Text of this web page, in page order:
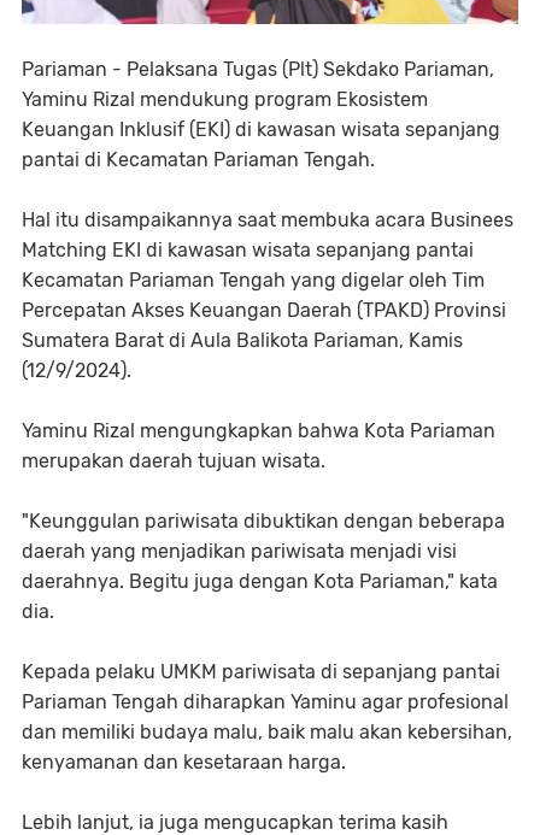
Pariaman - Pelaksana Tugas (Plt) Sekdako Pariaman,
Yaminu Rizal mendukung program Ekosistem
Keuangan Inklusif (EKI) di kawasan wisata sepanjang
pantai di Kecamatan Pariaman Tengah.
Hal itu disampaikannya saat membuka acara Businees
Matching EKI di kawasan wisata sepanjang pantai
Kecamatan Pariaman Tengah yang digelar oleh Tim
Percepatan Akses Keuangan Daerah (TPAKD) Provinsi
Sumatera Barat di Aula Balikota Pariaman, Kamis
(12/9/2024).
Yaminu Rizal mengungkapkan bahwa Kota Pariaman
merupakan daerah tujuan wisata.
"Keunggulan pariwisata dibuktikan dengan beberapa
daerah yang menjadikan pariwisata menjadi visi
daerahnya. Begitu juga dengan Kota Pariaman," kata
dia.
Kepada pelaku UMKM pariwisata di sepanjang pantai
Pariaman Tengah diharapkan Yaminu agar profesional
dan memiliki budaya malu, baik malu akan kebersihan,
kenyamanan dan kesetaraan harga.
Lebih lanjut, ia juga mengucapkan terima kasih